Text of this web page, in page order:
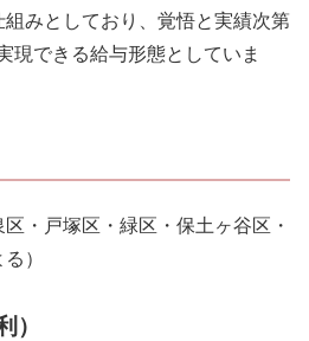
みとしており、覚悟と実績次第
現できる給与形態としていま
・戸塚区・緑区・保土ヶ谷区・
）
）